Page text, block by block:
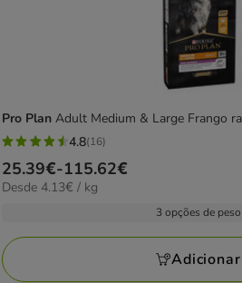
Pro Plan Adult Medium & Large Frango
4.8
estrelas
com
avaliações
4.8(16)
Preço
de
115.62€
25.39€-115.62€
4.13€
Desde 4.13€ / kg
3 opções de peso
Adicionar